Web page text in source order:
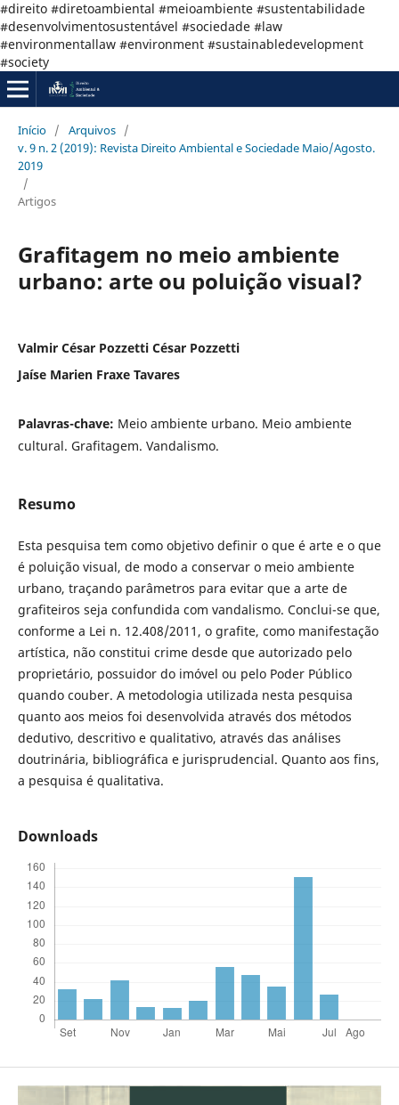
#direito #diretoambiental #meioambiente #sustentabilidade
#desenvolvimentosustentável #sociedade #law
#environmentallaw #environment #sustainabledevelopment
#society
Início / Arquivos /
v. 9 n. 2 (2019): Revista Direito Ambiental e Sociedade Maio/Agosto.
2019
/
Artigos
Grafitagem no meio ambiente
urbano: arte ou poluição visual?
Valmir César Pozzetti César Pozzetti
Jaíse Marien Fraxe Tavares
Palavras-chave: Meio ambiente urbano. Meio ambiente
cultural. Grafitagem. Vandalismo.
Resumo
Esta pesquisa tem como objetivo definir o que é arte e o que
é poluição visual, de modo a conservar o meio ambiente
urbano, traçando parâmetros para evitar que a arte de
grafiteiros seja confundida com vandalismo. Conclui-se que,
conforme a Lei n. 12.408/2011, o grafite, como manifestação
artística, não constitui crime desde que autorizado pelo
proprietário, possuidor do imóvel ou pelo Poder Público
quando couber. A metodologia utilizada nesta pesquisa
quanto aos meios foi desenvolvida através dos métodos
dedutivo, descritivo e qualitativo, através das análises
doutrinária, bibliográfica e jurisprudencial. Quanto aos fins,
a pesquisa é qualitativa.
Downloads